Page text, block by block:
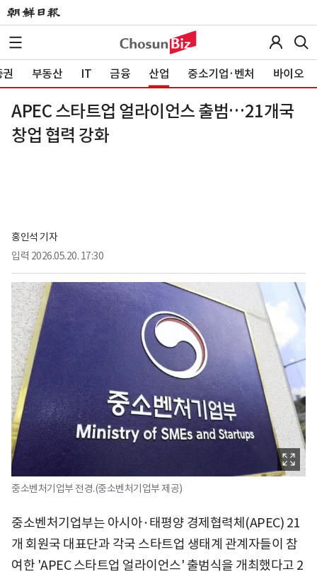
부동산 IT 금융 산업 중소기업·벤처 바이오
APEC 스타트업 얼라이언스 출범…21개국
창업 협력 강화
홍인석 기자
입력 2026.05.20. 17:30
중소벤처기업부 전경.(중소벤처기업부 제공)
중소벤처기업부는 아시아·태평양 경제협력체(APEC) 21
개 회원국 대표단과 각국 스타트업 생태계 관계자들이 참
여한 'APEC 스타트업 얼라이언스' 출범식을 개최했다고 2